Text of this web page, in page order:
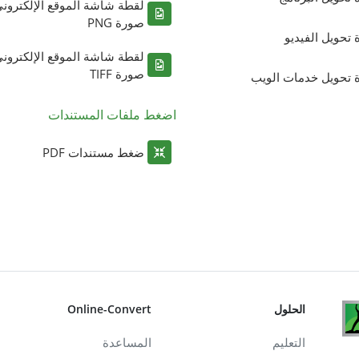
تحويل الفيديو
تحويل خدمات الويب
لقطة شاشة الموقع
صورة PNG
لقطة شاشة الموقع
صورة TIFF
اضغط ملفات المستندات
ضغط مستندات PDF
الحلول
التعليم
Online-Convert
المساعدة